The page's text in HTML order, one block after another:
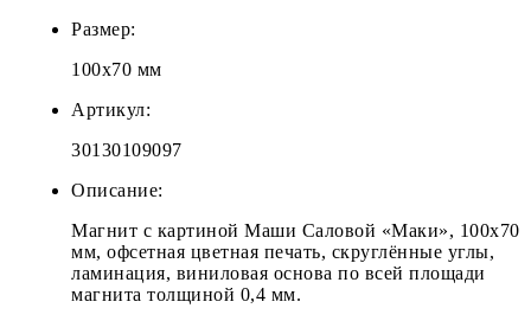
Размер:
100х70 мм
Артикул:
30130109097
Описание:
Магнит с картиной Маши Саловой «Маки», 100х70
мм, офсетная цветная печать, скруглённые углы,
ламинация, виниловая основа по всей площади
магнита толщиной 0,4 мм.